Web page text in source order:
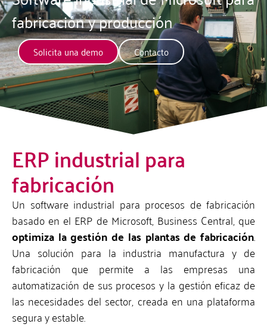
fabricación y producción
Solicita una demo Contacto
ERP industrial para
fabricación
Un software industrial para procesos de fabricación
basado en el ERP de Microsoft, Business Central, que
optimiza la gestión de las plantas de fabricación.
Una solución para la industria manufactura y de
fabricación que permite a las empresas una
automatización de sus procesos y la gestión eficaz de
las necesidades del sector, creada en una plataforma
segura y estable.